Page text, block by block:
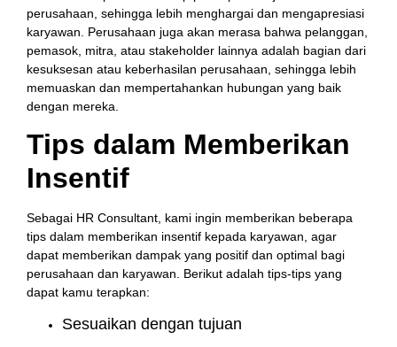
perusahaan, sehingga lebih menghargai dan mengapresiasi
karyawan. Perusahaan juga akan merasa bahwa pelanggan,
pemasok, mitra, atau stakeholder lainnya adalah bagian dari
kesuksesan atau keberhasilan perusahaan, sehingga lebih
memuaskan dan mempertahankan hubungan yang baik
dengan mereka.
Tips dalam Memberikan
Insentif
Sebagai HR Consultant, kami ingin memberikan beberapa
tips dalam memberikan insentif kepada karyawan, agar
dapat memberikan dampak yang positif dan optimal bagi
perusahaan dan karyawan. Berikut adalah tips-tips yang
dapat kamu terapkan:
Sesuaikan dengan tujuan